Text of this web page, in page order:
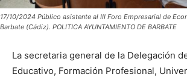
17/10/2024 Público asistente al III Foro Empresarial de
Barbate (Cádiz). POLITICA AYUNTAMIENTO DE BARBATE
La secretaria general de la Delegación
Educativo, Formación Profesional,